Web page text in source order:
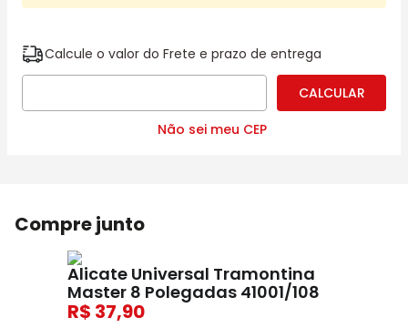
Calcule o valor do Frete e prazo de entrega
Não sei meu CEP
Compre junto
Alicate Universal Tramontina
Master 8 Polegadas 41001/108
37,90